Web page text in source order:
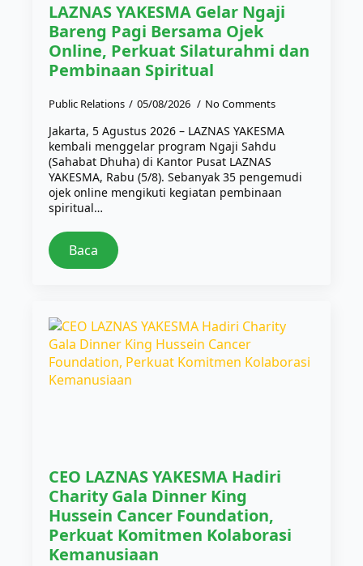
LAZNAS YAKESMA Gelar Ngaji
Bareng Pagi Bersama Ojek
Online, Perkuat Silaturahmi dan
Pembinaan Spiritual
Public Relations 05/08/2026 No Comments
Jakarta, 5 Agustus 2026 – LAZNAS YAKESMA
kembali menggelar program Ngaji Sahdu
(Sahabat Dhuha) di Kantor Pusat LAZNAS
YAKESMA, Rabu (5/8). Sebanyak 35 pengemudi
ojek online mengikuti kegiatan pembinaan
spiritual…
Baca
CEO LAZNAS YAKESMA Hadiri
Charity Gala Dinner King
Hussein Cancer Foundation,
Perkuat Komitmen Kolaborasi
Kemanusiaan